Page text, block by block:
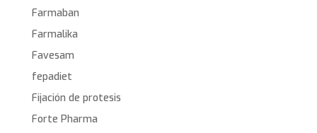
Farmaban
Farmalika
Favesam
fepadiet
Fijación de protesis
Forte Pharma